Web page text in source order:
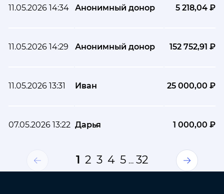
11.05.2026 14:34 Анонимный донор 5 218,04 ₽
11.05.2026 14:29 Анонимный донор 152 752,91 ₽
11.05.2026 13:31 Иван 25 000,00 ₽
07.05.2026 13:22 Дарья 1 000,00 ₽
1 2 3 4 5 … 32